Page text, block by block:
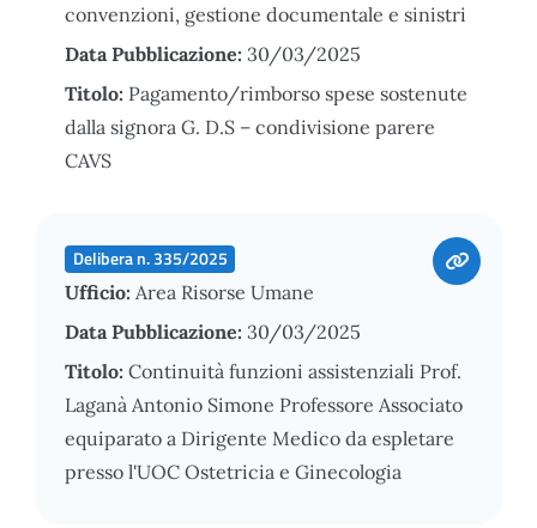
convenzioni, gestione documentale e sinistri
Data Pubblicazione: 30/03/2025
Titolo: Pagamento/rimborso spese sostenute
dalla signora G. D.S – condivisione parere
CAVS
Delibera n. 335/2025
Ufficio: Area Risorse Umane
Data Pubblicazione: 30/03/2025
Titolo: Continuità funzioni assistenziali Prof.
Laganà Antonio Simone Professore Associato
equiparato a Dirigente Medico da espletare
presso l'UOC Ostetricia e Ginecologia